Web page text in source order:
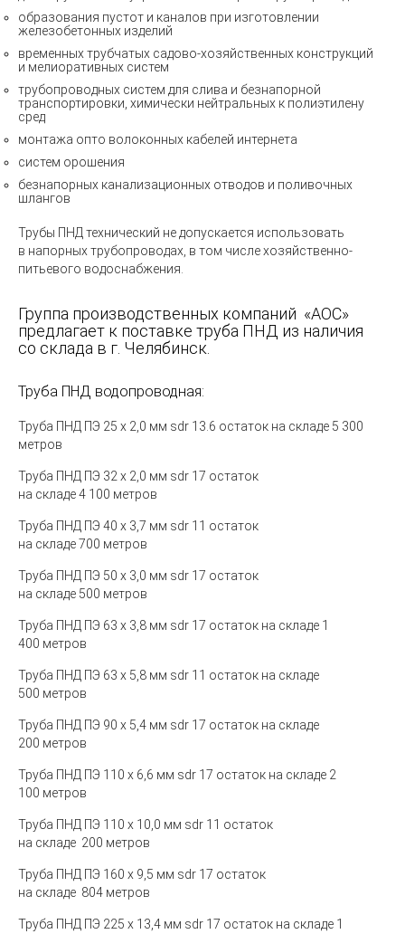
образования пустот и каналов при изготовлении
железобетонных изделий
временных трубчатых садово-хозяйственных конструкций
и мелиоративных систем
трубопроводных систем для слива и безнапорной
транспортировки, химически нейтральных к полиэтилену
сред
монтажа опто волоконных кабелей интернета
систем орошения
безнапорных канализационных отводов и поливочных
шлангов
Трубы ПНД технический не допускается использовать
в напорных трубопроводах, в том числе хозяйственно-
питьевого водоснабжения.
Группа производственных компаний «АОС»
предлагает к поставке труба ПНД из наличия
со склада в г. Челябинск.
Труба ПНД водопроводная:
Труба ПНД ПЭ 25 х 2,0 мм sdr 13.6 остаток на складе 5 300
метров
Труба ПНД ПЭ 32 х 2,0 мм sdr 17 остаток
на складе 4 100 метров
Труба ПНД ПЭ 40 х 3,7 мм sdr 11 остаток
на складе 700 метров
Труба ПНД ПЭ 50 х 3,0 мм sdr 17 остаток
на складе 500 метров
Труба ПНД ПЭ 63 х 3,8 мм sdr 17 остаток на складе 1
400 метров
Труба ПНД ПЭ 63 х 5,8 мм sdr 11 остаток на складе
500 метров
Труба ПНД ПЭ 90 х 5,4 мм sdr 17 остаток на складе
200 метров
Труба ПНД ПЭ 110 х 6,6 мм sdr 17 остаток на складе 2
100 метров
Труба ПНД ПЭ 110 х 10,0 мм sdr 11 остаток
на складе 200 метров
Труба ПНД ПЭ 160 х 9,5 мм sdr 17 остаток
на складе 804 метров
Труба ПНД ПЭ 225 х 13,4 мм sdr 17 остаток на складе 1